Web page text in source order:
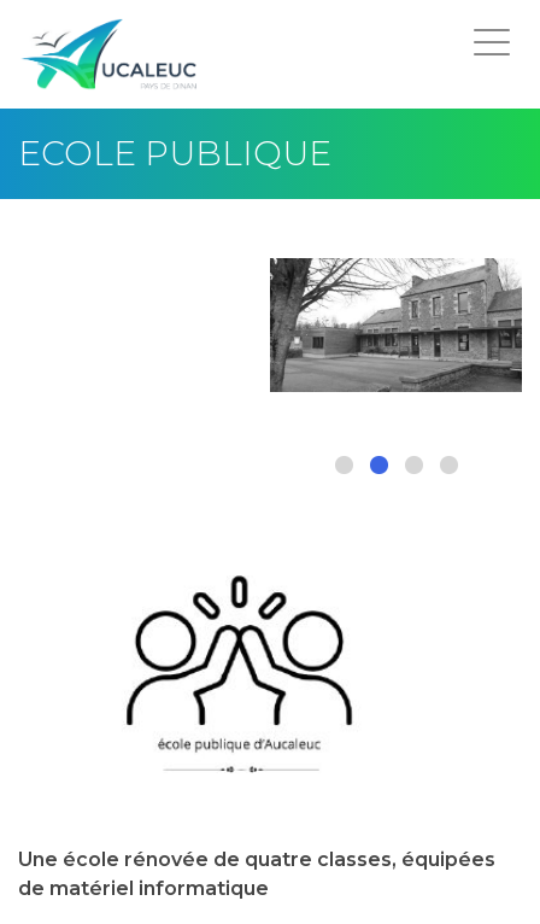
ECOLE PUBLIQUE
Une école rénovée de quatre classes, équipées
de matériel informatique